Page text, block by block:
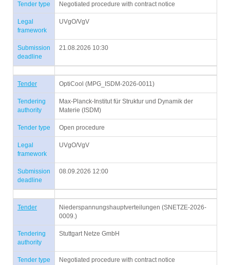
Tender type Negotiated procedure with contract notice
Legal
framework
UVgO/VgV
Submission
deadline
21.08.2026 10:30
Tender OptiCool (MPG_ISDM-2026-0011)
Tendering
authority
Max-Planck-Institut für Struktur und Dynamik der
Materie (ISDM)
Tender type Open procedure
Legal
framework
UVgO/VgV
Submission
deadline
08.09.2026 12:00
Tender
Niederspannungshauptverteilungen (SNETZE-2026-
0009.)
Tendering
authority
Stuttgart Netze GmbH
Tender type Negotiated procedure with contract notice